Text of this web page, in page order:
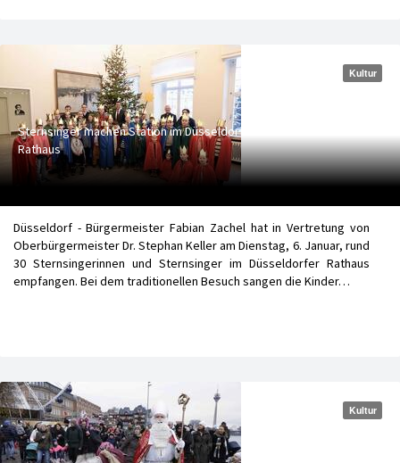
Kultur
Sternsinger machen Station im Düsseldorfer
Rathaus
Düsseldorf - Bürgermeister Fabian Zachel hat in Vertretung von
Oberbürgermeister Dr. Stephan Keller am Dienstag, 6. Januar, rund
30 Sternsingerinnen und Sternsinger im Düsseldorfer Rathaus
empfangen. Bei dem traditionellen Besuch sangen die Kinder…
Kultur